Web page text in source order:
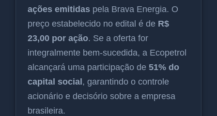
ações emitidas pela Brava Energia. O
preço estabelecido no edital é de R$
23,00 por ação. Se a oferta for
integralmente bem-sucedida, a Ecopetrol
alcançará uma participação de 51% do
capital social, garantindo o controle
acionário e decisório sobre a empresa
brasileira.